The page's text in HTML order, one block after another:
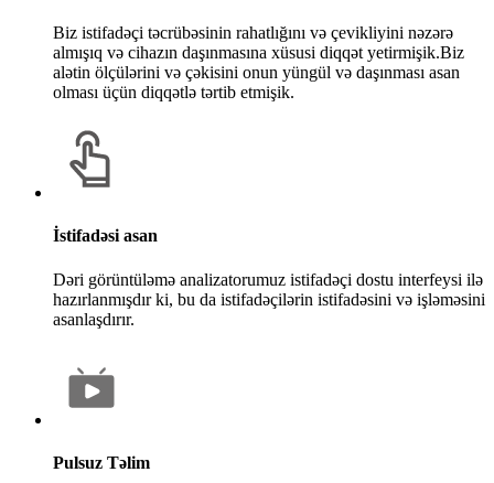
Biz istifadəçi təcrübəsinin rahatlığını və çevikliyini nəzərə
almışıq və cihazın daşınmasına xüsusi diqqət yetirmişik.Biz
alətin ölçülərini və çəkisini onun yüngül və daşınması asan
olması üçün diqqətlə tərtib etmişik.
İstifadəsi asan
Dəri görüntüləmə analizatorumuz istifadəçi dostu interfeysi ilə
hazırlanmışdır ki, bu da istifadəçilərin istifadəsini və işləməsini
asanlaşdırır.
Pulsuz Təlim